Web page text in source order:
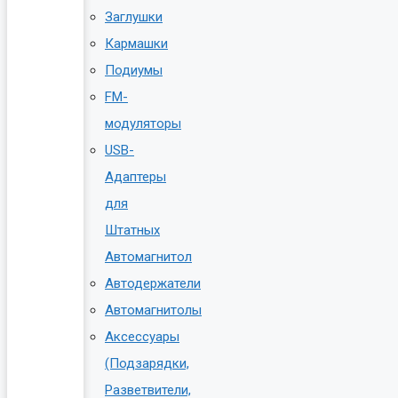
Заглушки
Кармашки
Подиумы
FM-
модуляторы
USB-
Адаптеры
для
Штатных
Автомагнитол
Автодержатели
Автомагнитолы
Аксессуары
(Подзарядки,
Разветвители,